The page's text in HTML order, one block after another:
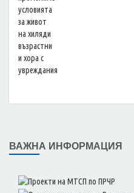
ВАЖНА ИНФОРМАЦИЯ